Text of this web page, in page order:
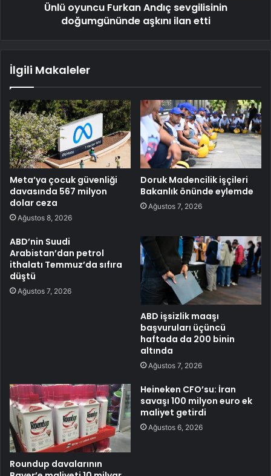
Ünlü oyuncu Furkan Andıç sevgilisinin
doğumgününde aşkını ilan etti
İlgili Makaleler
Meta’ya çocuk güvenliği
davasında 567 milyon
dolar ceza
Ağustos 8, 2026
Doruk Madencilik işçileri
Bakanlık önünde eylemde
Ağustos 7, 2026
ABD’nin Suudi
Arabistan’dan petrol
ithalatı Temmuz’da sıfıra
düştü
Ağustos 7, 2026
ABD işsizlik maaşı
başvuruları üçüncü
haftada da 200 binin
altında
Ağustos 7, 2026
Roundup davalarının
Heineken CFO’su: İran
savaşı 100 milyon euro ek
maliyet getirdi
Ağustos 6, 2026